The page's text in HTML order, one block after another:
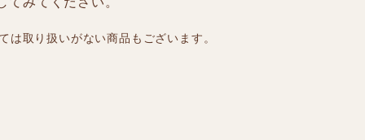
取り扱いがない商品もございます。